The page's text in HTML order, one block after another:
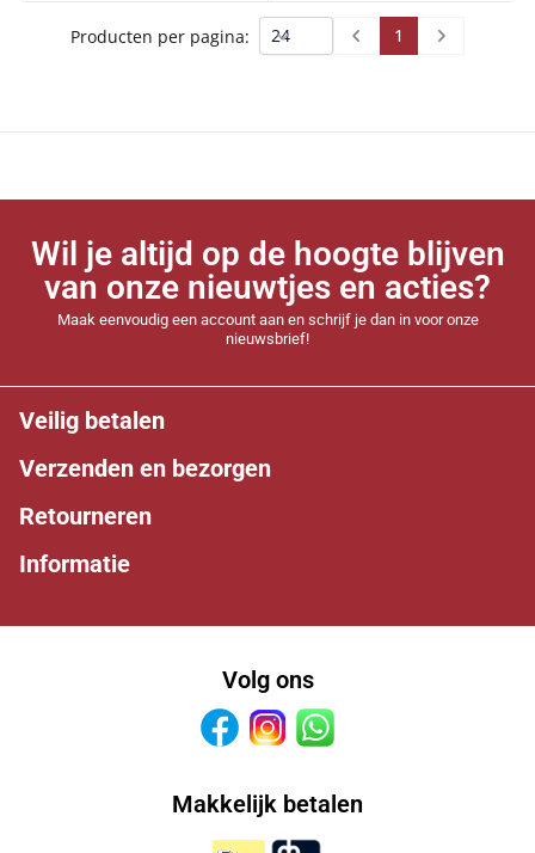
Producten per pagina: Prev 1 Next
Wil je altijd op de hoogte blijven
van onze nieuwtjes en acties?
Maak eenvoudig een account aan en schrijf je dan in voor onze
nieuwsbrief!
Veilig betalen
Verzenden en bezorgen
Retourneren
Informatie
Volg ons
FacebookInstagram
Makkelijk betalen